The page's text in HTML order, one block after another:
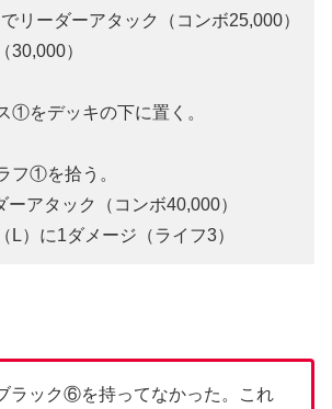
リーダーアタック（コンボ25,000）
30,000）
①をデッキの下に置く。
フ①を拾う。
アタック（コンボ40,000）
L）に1ダメージ（ライフ3）
ラック⑥を持ってなかった。これ